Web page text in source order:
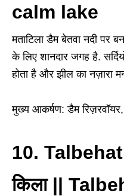
calm lake
मताटिला डैम बेतवा नदी पर
के लिए शानदार जगह है.
होता है और झील का नज़ारा
मुख्य आकर्षण: डैम रिज़रवॉयर,
10. Talbehat
किला ||